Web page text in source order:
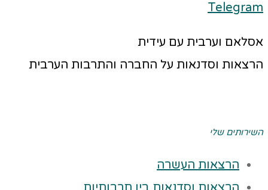
Telegram
אסלאם וערבית עם עידית
הרצאות וסדנאות על החברה והתרבות הערבית
השירותים שלי
הרצאות העשרה